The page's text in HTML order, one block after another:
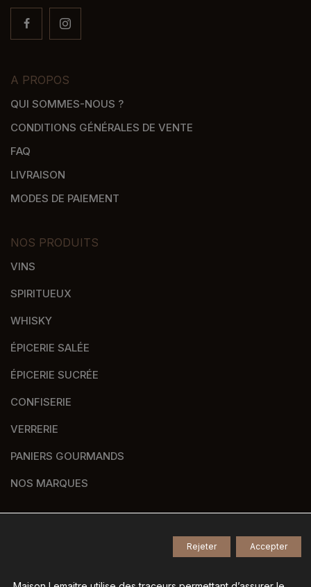
A PROPOS
QUI SOMMES-NOUS ?
CONDITIONS GÉNÉRALES DE VENTE
FAQ
LIVRAISON
MODES DE PAIEMENT
NOS PRODUITS
VINS
SPIRITUEUX
WHISKY
ÉPICERIE SALÉE
ÉPICERIE SUCRÉE
CONFISERIE
VERRERIE
PANIERS GOURMANDS
NOS MARQUES
Tous droits réservés -
Accepter
Rejeter